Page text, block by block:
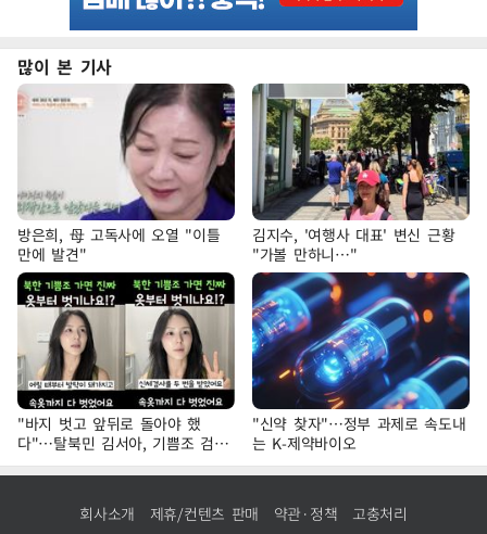
많이 본 기사
방은희, 母 고독사에 오열 "이틀
만에 발견"
김지수, '여행사 대표' 변신 근황
"가볼 만하니…"
"바지 벗고 앞뒤로 돌아야 했
다"…탈북민 김서아, 기쁨조 검사
수치심 회상
"신약 찾자"…정부 과제로 속도내
는 K-제약바이오
회사소개 제휴/컨텐츠 판매 약관·정책 고충처리